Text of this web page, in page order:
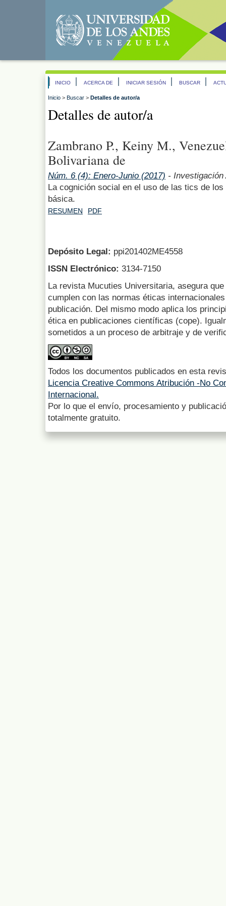
INICIO ACERCA DE INICIAR SESIÓN BUSCAR
Inicio > Buscar > Detalles de autor/a
Detalles de autor/a
Zambrano P., Keiny M.,
Bolivariana de
Núm. 6 (4): Enero-Junio (2017) - Investigación
La cognición social en el uso de las tics de
básica.
RESUMEN PDF
Depósito Legal: ppi201402ME4558
ISSN Electrónico: 3134-7150
La revista Mucuties Universitaria, asegura
cumplen con las normas éticas
publicación. Del mismo modo aplica los
ética en publicaciones científicas (cope).
sometidos a un proceso de arbitraje y de
Todos los documentos publicados en esta
Licencia Creative Commons Atribución -No
Internacional.
Por lo que el envío, procesamiento y
totalmente gratuito.